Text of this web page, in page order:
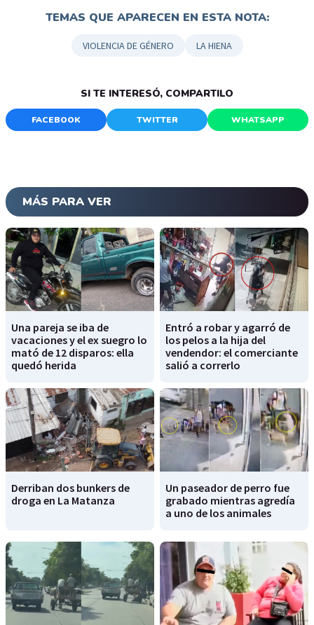
TEMAS QUE APARECEN EN ESTA NOTA:
VIOLENCIA DE GÉNERO LA HIENA
SI TE INTERESÓ, COMPARTILO
FACEBOOK TWITTER WHATSAPP
MÁS PARA VER
Una pareja se iba de
vacaciones y el ex suegro lo
mató de 12 disparos: ella
quedó herida
Entró a robar y agarró de
los pelos a la hija del
vendendor: el comerciante
salió a correrlo
Derriban dos bunkers de
droga en La Matanza
Un paseador de perro fue
grabado mientras agredía
a uno de los animales